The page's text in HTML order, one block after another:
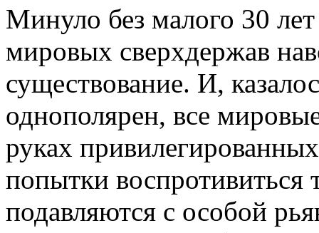
Минуло без малого 30
мировых сверхдержав
существование. И,
однополярен, все
руках
попытки
подавляются с особой